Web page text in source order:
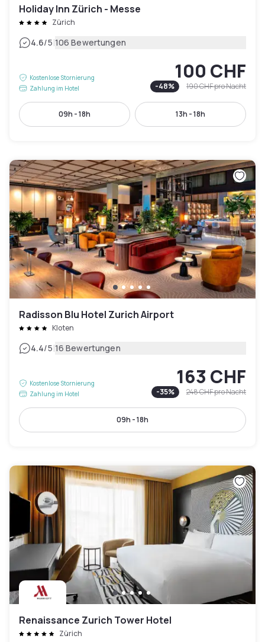
Holiday Inn Zürich - Messe
Zürich
4.6/5|106 Bewertungen
Kostenlose Stornierung
Zahlung im Hotel
100 CHF
-48% 190 CHFpro Nacht
09h - 18h 13h - 18h
Radisson Blu Hotel Zurich Airport
Kloten
4.4/5|16 Bewertungen
Kostenlose Stornierung
Zahlung im Hotel
163 CHF
-35% 248 CHFpro Nacht
09h - 18h
Renaissance Zurich Tower Hotel
Zürich